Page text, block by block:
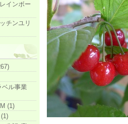
インボー
チンユリ
ベル事業
(1)